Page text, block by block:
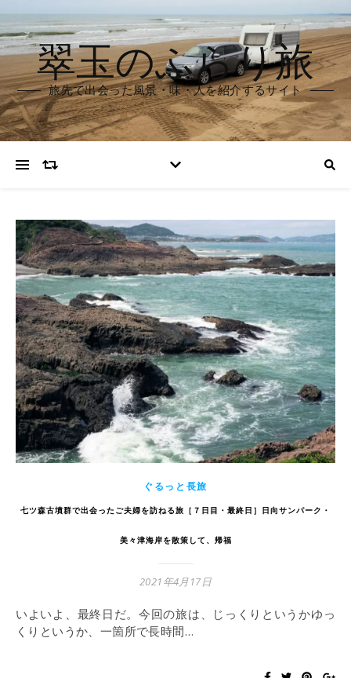
翠玉のふらり旅
旅先で出会った風景・味・人を紹介するサイト
ぐるっと長旅
七ツ森古墳群で出会ったご夫婦を訪ねる旅［７日目・最終日］日向サンパーク・
美々津海岸を散策して、帰福
2021年4月17日
いよいよ、最終日だ。今回の旅は、じっくりというかゆっ
くりというか、一箇所で長時間…